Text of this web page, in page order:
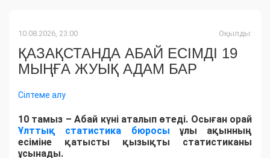
10.08.2026, 23:00 Оқылды:
ҚАЗАҚСТАНДА АБАЙ ЕСІМДІ 19
МЫҢҒА ЖУЫҚ АДАМ БАР
Сілтеме алу
10 тамыз – Абай күні аталып өтеді. Осыған орай
Ұлттық статистика бюросы ұлы ақынның
есіміне қатысты қызықты статистиканы
ұсынады.